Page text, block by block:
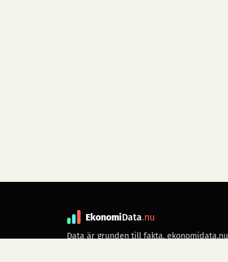
EkonomiData.nu
Data är grunden till fakta. ekonomidata.nu